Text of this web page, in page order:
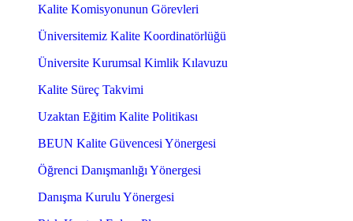
Kalite Komisyonunun Görevleri
Üniversitemiz Kalite Koordinatörlüğü
Üniversite Kurumsal Kimlik Kılavuzu
Kalite Süreç Takvimi
Uzaktan Eğitim Kalite Politikası
BEUN Kalite Güvencesi Yönergesi
Öğrenci Danışmanlığı Yönergesi
Danışma Kurulu Yönergesi